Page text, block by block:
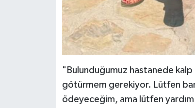
"Bulunduğumuz hastanede
götürmem gerekiyor. Lütfen
ödeyeceğim, ama lütfen